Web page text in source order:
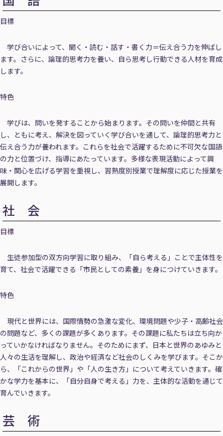
目標
学び合いによって、聞く・読む・話す・書く力＝伝え合う力を伸ばし
ます。さらに、論理的思考力を養い、自ら思考し行動できる人材を育成
します。
特色
学びは、問いを発することから始まります。その問いを仲間と共有
し、ともに考え、解決を図っていく学び合いを通して、論理的思考力と
伝え合う力が養われます。これらを社会で活躍するために不可欠な国語
の力と位置づけ、指導にあたっています。多様な表現活動によって興
味・関心を広げる学習を重視し、習熟度別授業で理解度に応じた授業を
展開します。
社 会
目標
生徒参加型の双方向学習に取り組み、「自ら考える」ことで主体性を
育て、社会で活躍できる「市民としての素養」を身につけていきます。
特色
現代と世界には、国際情勢の急激な変化、環境問題や少子・高齢社会
の問題など、多くの課題が多くあります。その課題に私たちは立ち向か
っていかなければなりません。そのためにまず、日本と世界のあゆみと
人々の生活を理解し、政治や経済など社会のしくみを学びます。そこか
ら、「これからの世界」や「人の生き方」について考えていきます。確
かな学力を基本に、「自分自身で考える」力を、主体的な活動を通じて
育んでいきます。
芸 術